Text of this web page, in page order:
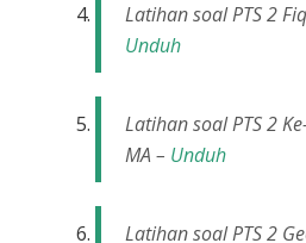
Latihan soal PTS 2
Unduh
Latihan soal PTS 2
MA – Unduh
Latihan soal PTS 2